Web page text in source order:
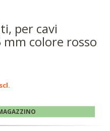
per cavi
colore rosso